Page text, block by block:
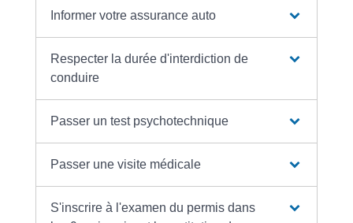
Informer votre assurance auto
Respecter la durée d'interdiction de
conduire
Passer un test psychotechnique
Passer une visite médicale
S'inscrire à l'examen du permis dans